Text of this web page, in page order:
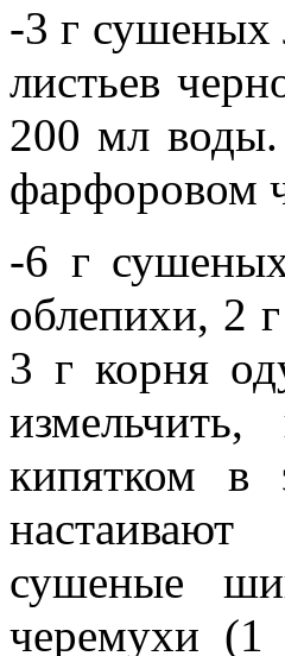
-3 г сушеных
листьев
200 мл воды.
фарфоровом
-6 г
облепихи, 2
3 г корня
кипятком в
сушеные
черемухи (1